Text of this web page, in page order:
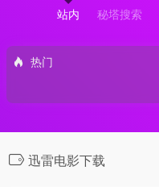
站内 秘塔搜索
热门
迅雷电影下载